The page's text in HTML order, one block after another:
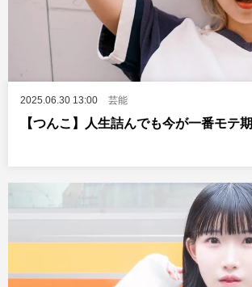
2025.06.30 13:00 芸能
【つんこ】人生詰んでも今が一番モテ期